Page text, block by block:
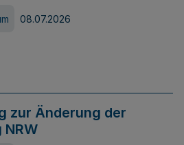
08.07.2026
zur Änderung der